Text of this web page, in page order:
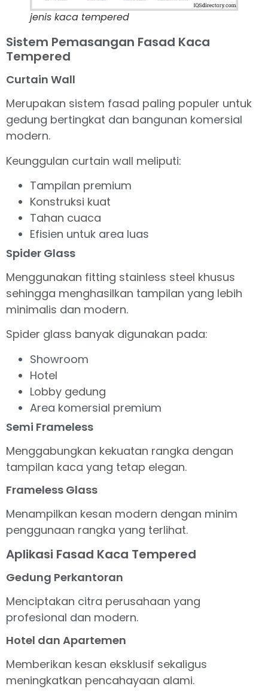
jenis kaca tempered
Sistem Pemasangan Fasad Kaca
Tempered
Curtain Wall
Merupakan sistem fasad paling populer untuk
gedung bertingkat dan bangunan komersial
modern.
Keunggulan curtain wall meliputi:
Tampilan premium
Konstruksi kuat
Tahan cuaca
Efisien untuk area luas
Spider Glass
Menggunakan fitting stainless steel khusus
sehingga menghasilkan tampilan yang lebih
minimalis dan modern.
Spider glass banyak digunakan pada:
Showroom
Hotel
Lobby gedung
Area komersial premium
Semi Frameless
Menggabungkan kekuatan rangka dengan
tampilan kaca yang tetap elegan.
Frameless Glass
Menampilkan kesan modern dengan minim
penggunaan rangka yang terlihat.
Aplikasi Fasad Kaca Tempered
Gedung Perkantoran
Menciptakan citra perusahaan yang
profesional dan modern.
Hotel dan Apartemen
Memberikan kesan eksklusif sekaligus
meningkatkan pencahayaan alami.